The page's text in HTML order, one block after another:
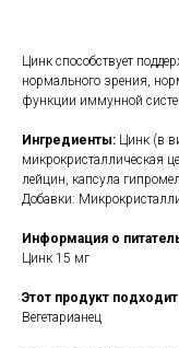
Цинк способствует
нормального зрения,
функции иммунной
Ингредиенты: Цинк (в
микрокристаллическая
лейцин, капсула
Добавки:
Информация о
Цинк 15 мг
Этот продукт
Вегетарианец